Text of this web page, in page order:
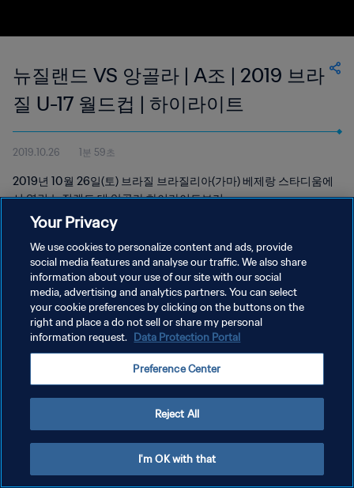
뉴질랜드 VS 앙골라 | A조 | 2019 브라
질 U-17 월드컵 | 하이라이트
2019.10.26 1분 59초
2019년 10월 26일(토) 브라질 브라질리아(가마) 베제랑 스타디움에
서 열린 뉴질랜드 대 앙골라 하이라이트보기
개인정보 보호정책
서비스 약관
쿠키 기본 설정 관리
Your Privacy
We use cookies to personalize content and ads, provide
social media features and analyse our traffic. We also share
information about your use of our site with our social
media, advertising and analytics partners. You can select
your cookie preferences by clicking on the buttons on the
right and place a do not sell or share my personal
information request. Data Protection Portal
Preference Center
Reject All
I'm OK with that